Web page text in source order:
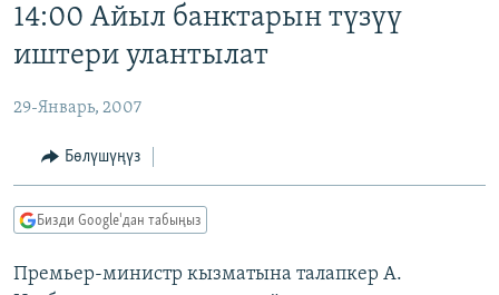
салыңыз
ЭКОНОМИКА
МАДАНИЯТ
БОРБОР АЗИЯ
УКРАИНА
АТАЙЫН ИЛИКТӨӨ
ТВ ПРОГРАММАЛАР
ЭКСПЕРТТЕР ТАЛДАЙТ
БИЗ ЖАНА ДҮЙНӨ
ӨЗГӨЧӨ ПИКИР
14:00 Айыл банктарын түзүү
иштери улантылат
29-Январь, 2007
Бөлүшүңүз
Бизди Google'дан табыңыз
Премьер-министр кызматына талапкер А.